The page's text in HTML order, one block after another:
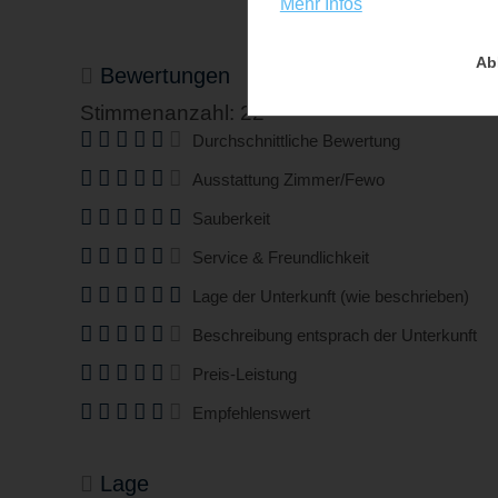
Bewertungen
Stimmenanzahl: 22
Durchschnittliche Bewertung
Ausstattung Zimmer/Fewo
Sauberkeit
Service & Freundlichkeit
Lage der Unterkunft (wie beschrieben)
Beschreibung entsprach der Unterkunft
Preis-Leistung
Empfehlenswert
Lage
Mehr Infos